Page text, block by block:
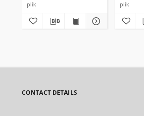
plik plik
CONTACT DETAILS